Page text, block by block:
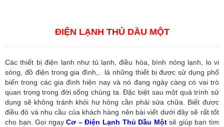
ĐIỆN LẠNH THỦ DẦU MỘT
Các thiết bị điện lạnh như tủ lạnh, điều hòa, bình nóng lạnh, lo vi
sóng, đồ điện trong gia đình,.. là những thiết bị được sử dụng phổ
biến trong các gia đình hiện nay và nó đang ngày càng có vai trò
quan trọng trong đời sống chúng ta. Đặc biệt sau một quá trình sử
dụng sẽ không tránh khỏi hư hỏng cần phải sửa chữa. Biết được
điều đó và nhu cầu của khách hàng nên bài viết dưới đây sẽ rất tốt
cho bạn. Gọi ngayCơ – Điện Lạnh Thủ Dầu Một sẽ giúp bạn tìm